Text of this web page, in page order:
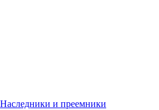
Наследники и преемники